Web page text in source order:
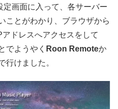
定画面に入って、各サーバー
ことがわかり、ブラウザから
アドレスへアクセスをして
でようやく Roon Remoteか
行けました。